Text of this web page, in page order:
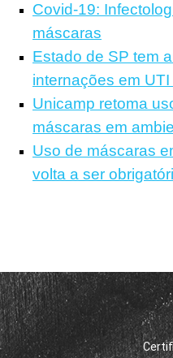
Covid-19:
máscaras
Estado de SP tem
internações em UTI
Unicamp retoma
máscaras em
Uso de máscaras
volta a ser